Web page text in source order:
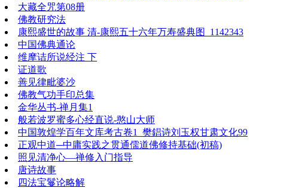
大藏全咒第08册
佛教研究法
康熙盛世的故事 清-康熙五十六年万寿盛典图_1142343
中国佛典通论
维摩诘所说经注 下
证道歌
善见律毗婆沙
佛教气功手印总集
金华丛书-禅月集1
般若波罗蜜多心经直说-憨山大师
中国敦煌学百年文库考古卷1_樊錩诗刘玉权甘肃文化99
正观中道─中庸实践之贯通儒道佛修持基础(初稿)
照见清净心—禅修入门指导
唐诗故事
四法宝鬘论略解